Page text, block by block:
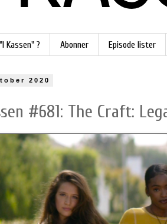
Kassen" ? Abonner Episode lister
2020
#681: The Craft: